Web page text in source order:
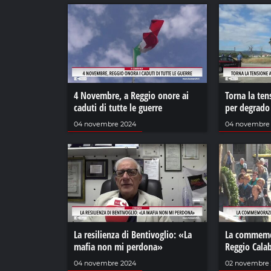
4 Novembre, a Reggio onore ai
caduti di tutte le guerre
04 novembre 2024
Torna la
per
04 novembre
La resilienza di Bentivoglio: «La
mafia non mi perdona»
04 novembre 2024
La
Reggio
02 novembre